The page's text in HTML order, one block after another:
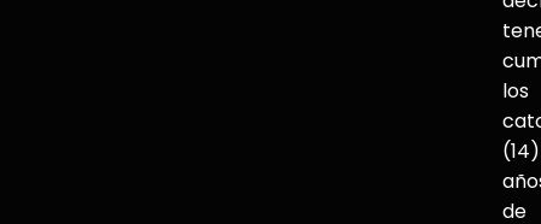
los
(14)
de